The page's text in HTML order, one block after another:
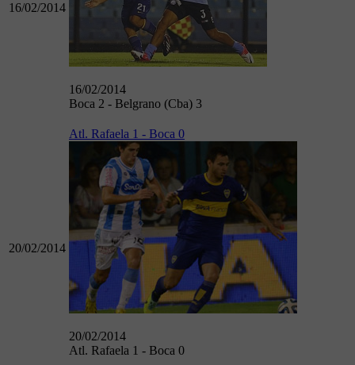
16/02/2014
16/02/2014
Boca 2 - Belgrano (Cba) 3
20/02/2014
Atl. Rafaela 1 - Boca 0
20/02/2014
Atl. Rafaela 1 - Boca 0